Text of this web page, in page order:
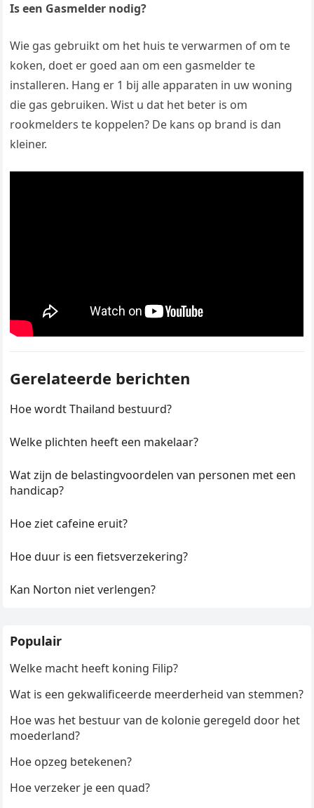
Is een Gasmelder nodig?
Wie gas gebruikt om het huis te verwarmen of om te
koken, doet er goed aan om een gasmelder te
installeren. Hang er 1 bij alle apparaten in uw woning
die gas gebruiken. Wist u dat het beter is om
rookmelders te koppelen? De kans op brand is dan
kleiner.
Gerelateerde berichten
Hoe wordt Thailand bestuurd?
Welke plichten heeft een makelaar?
Wat zijn de belastingvoordelen van personen met een
handicap?
Hoe ziet cafeine eruit?
Hoe duur is een fietsverzekering?
Kan Norton niet verlengen?
Populair
Welke macht heeft koning Filip?
Wat is een gekwalificeerde meerderheid van stemmen?
Hoe was het bestuur van de kolonie geregeld door het
moederland?
Hoe opzeg betekenen?
Hoe verzeker je een quad?